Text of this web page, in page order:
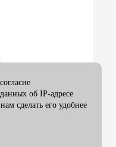
об IP-адресе
сделать его удобнее